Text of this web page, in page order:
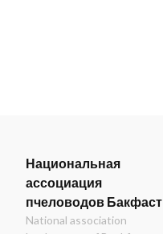
Национальная
ассоциация
пчеловодов Бакфаст
National association